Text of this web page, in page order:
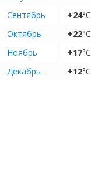
Сентябрь
+24°C
Октябрь
+22°C
Ноябрь
+17°C
Декабрь
+12°C